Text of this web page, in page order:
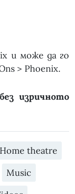
и може да го
> Phoenix.
изричното
Home theatre
Music